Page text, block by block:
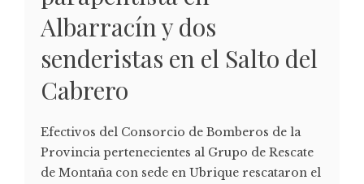
Albarracín y dos
senderistas en el Salto del
Cabrero
Efectivos del Consorcio de Bomberos de la
Provincia pertenecientes al Grupo de Rescate
de Montaña con sede en Ubrique rescataron el